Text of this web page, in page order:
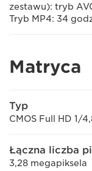
zestawu): tryb
Tryb MP4: 34
Matryca
Typ
CMOS Full HD 1/
Łączna liczba
3,28 megapiksela